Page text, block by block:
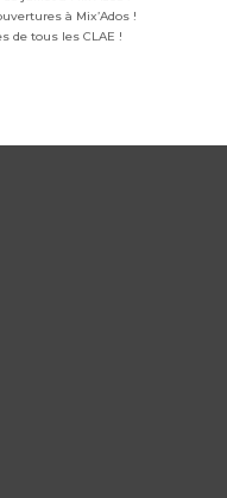
à Mix’Ados !
de tous les CLAE !